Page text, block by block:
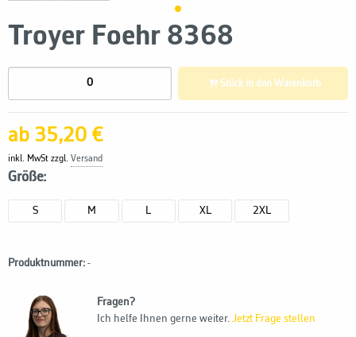
Troyer Foehr 8368
ab 35,20 €
inkl. MwSt zzgl. Versand
Größe:
S M L XL 2XL
Stück in den Warenkorb
Produktnummer: -
Fragen?
Ich helfe Ihnen gerne weiter. Jetzt Frage stellen